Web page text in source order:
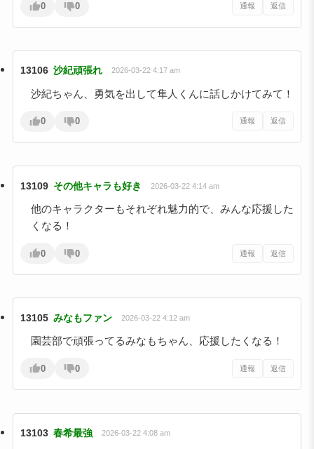
0 0 通報 返信
13106 沙紀頑張れ 2026-03-22 4:17 am
沙紀ちゃん、勇気を出して隼人くんに話しかけてみて！
0 0 通報 返信
13109 その他キャラも好き 2026-03-22 4:14 am
他のキャラクターもそれぞれ魅力的で、みんな応援した
くなる！
0 0 通報 返信
13105 みなもファン 2026-03-22 4:12 am
園芸部で頑張ってるみなもちゃん、応援したくなる！
0 0 通報 返信
13103 春希最強 2026-03-22 4:08 am